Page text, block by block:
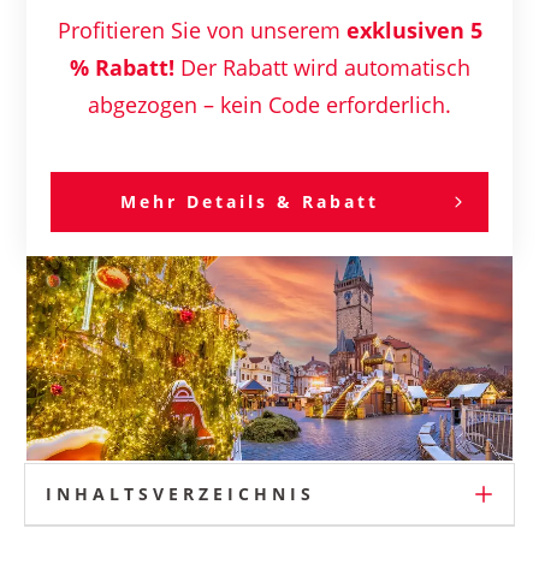
Profitieren Sie von unserem exklusiven 5
% Rabatt! Der Rabatt wird automatisch
abgezogen – kein Code erforderlich.
Mehr Details & Rabatt
INHALTSVERZEICHNIS